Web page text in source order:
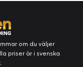
om du väljer
priser är i svenska